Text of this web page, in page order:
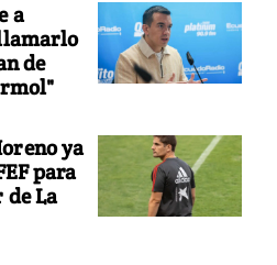
a
de
ya
para
La